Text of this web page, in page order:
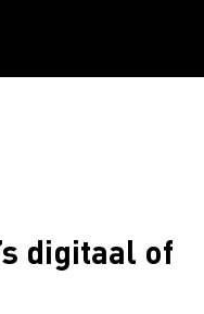
digitaal of